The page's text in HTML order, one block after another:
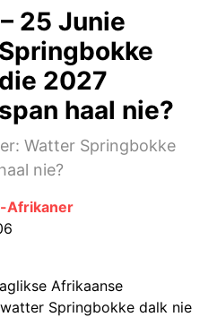
25 Junie
2027
haal nie?
Watter Springbokke
nie?
Afrikaner
Afrikaanse
Springbokke dalk nie